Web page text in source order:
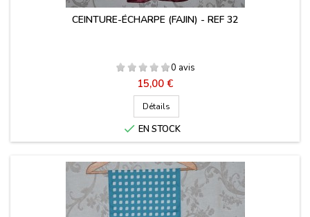
CEINTURE-ÉCHARPE (FAJIN) - REF 32
0 avis
Prix
15,00 €
Détails
 EN STOCK